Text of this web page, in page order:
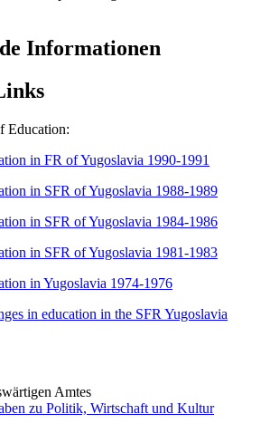
Informationen
Education:
in FR of Yugoslavia 1990-1991
in SFR of Yugoslavia 1988-1989
in SFR of Yugoslavia 1984-1986
in SFR of Yugoslavia 1981-1983
in Yugoslavia 1974-1976
in education in the SFR Yugoslavia
Amtes
zu Politik, Wirtschaft und Kultur